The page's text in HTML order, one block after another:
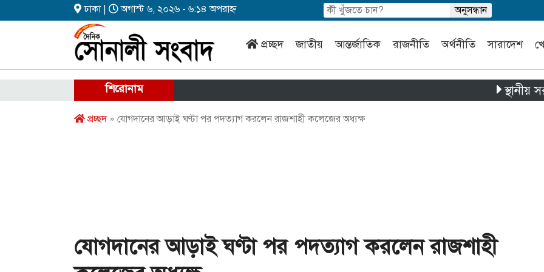
ঢাকা | অগাস্ট ৬, ২০২৬ - ৬:১৪ অপরাহ্ন
প্রচ্ছদ জাতীয় আন্তর্জাতিক রাজনীতি অর্থনীতি সারাদেশ
শিরোনাম স্থানীয় সরকার
প্রচ্ছদ» যোগদানের আড়াই ঘণ্টা পর পদত্যাগ করলেন রাজশাহী কলেজের অধ্যক্ষ
যোগদানের আড়াই ঘণ্টা পর পদত্যাগ করলেন রাজশাহী